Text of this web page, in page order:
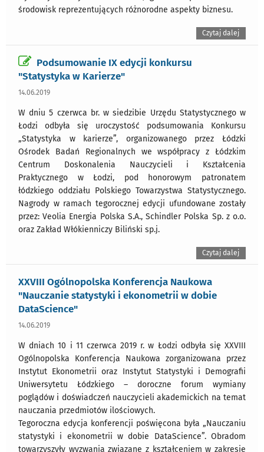
środowisk reprezentujących różnorodne aspekty biznesu.
Czytaj dalej
Podsumowanie IX edycji konkursu
"Statystyka w Karierze"
14.06.2019
W dniu 5 czerwca br. w siedzibie Urzędu Statystycznego w
Łodzi odbyła się uroczystość podsumowania Konkursu
„Statystyka w karierze”, organizowanego przez Łódzki
Ośrodek Badań Regionalnych we współpracy z Łódzkim
Centrum Doskonalenia Nauczycieli i Kształcenia
Praktycznego w Łodzi, pod honorowym patronatem
łódzkiego oddziału Polskiego Towarzystwa Statystycznego.
Nagrody w ramach tegorocznej edycji ufundowane zostały
przez: Veolia Energia Polska S.A., Schindler Polska Sp. z o.o.
oraz Zakład Włókienniczy Biliński sp.j.
Czytaj dalej
XXVIII Ogólnopolska Konferencja Naukowa
"Nauczanie statystyki i ekonometrii w dobie
DataScience"
14.06.2019
W dniach 10 i 11 czerwca 2019 r. w Łodzi odbyła się XXVIII
Ogólnopolska Konferencja Naukowa zorganizowana przez
Instytut Ekonometrii oraz Instytut Statystyki i Demografii
Uniwersytetu Łódzkiego – doroczne forum wymiany
poglądów i doświadczeń nauczycieli akademickich na temat
nauczania przedmiotów ilościowych.
Tegoroczna edycja konferencji poświęcona była „Nauczaniu
statystyki i ekonometrii w dobie DataScience”. Obradom
towarzyszyły wyzwania związane z kształceniem w zakresie